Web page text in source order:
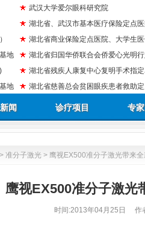
地
地
武汉大学爱尔眼科研究院
湖北省、武汉市基本医疗保险定点
湖北省商业保险定点医院、大学生
湖北省归国华侨联合会侨爱心光明
湖北省残疾人康复中心复明手术指
湖北省慈善总会贫困眼疾患者救助
闻 诊疗项目 专
> 准分子激光 > 鹰视EX500准分子激光带来全
鹰视EX500准分子激光
时间:2013年04月25日
作